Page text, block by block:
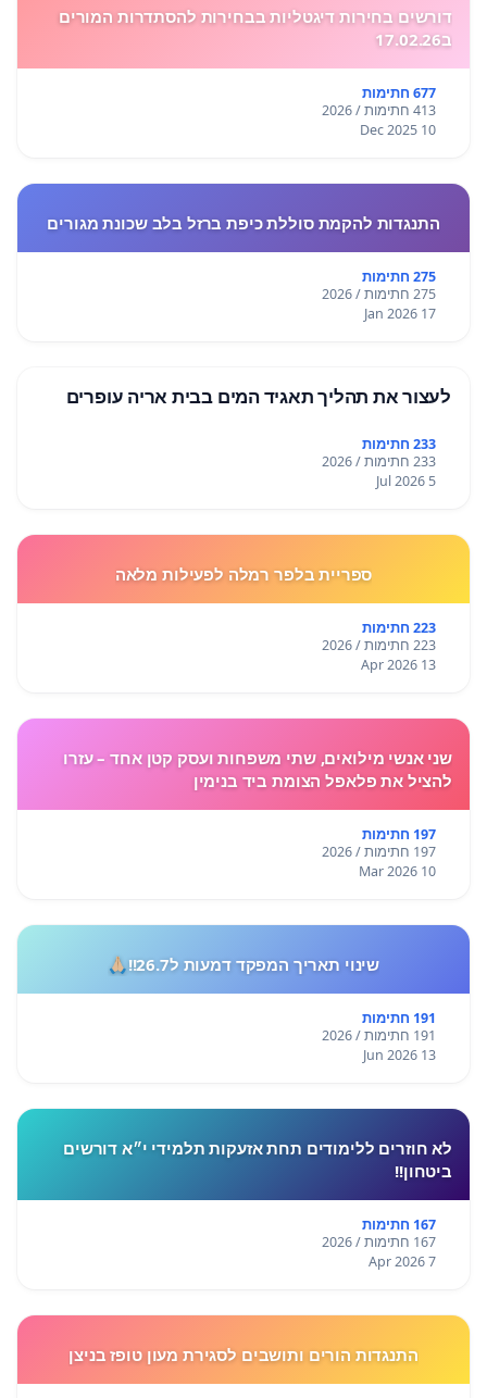
דורשים בחירות דיגטליות בבחירות להסתדרות המורים
ב17.02.26
677 חתימות
413 חתימות / 2026
10 Dec 2025
התנגדות להקמת סוללת כיפת ברזל בלב שכונת מגורים
275 חתימות
275 חתימות / 2026
17 Jan 2026
לעצור את תהליך תאגיד המים בבית אריה עופרים
233 חתימות
233 חתימות / 2026
5 Jul 2026
ספריית בלפר רמלה לפעילות מלאה
223 חתימות
223 חתימות / 2026
13 Apr 2026
שני אנשי מילואים, שתי משפחות ועסק קטן אחד – עזרו
להציל את פלאפל הצומת ביד בנימין
197 חתימות
197 חתימות / 2026
10 Mar 2026
שינוי תאריך המפקד דמעות ל26.7!!🙏🏼
191 חתימות
191 חתימות / 2026
13 Jun 2026
לא חוזרים ללימודים תחת אזעקות תלמידי י״א דורשים
ביטחון!!
167 חתימות
167 חתימות / 2026
7 Apr 2026
התנגדות הורים ותושבים לסגירת מעון טופז בניצן